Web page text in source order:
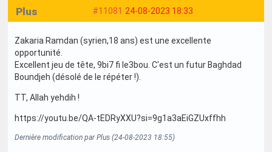
#11081 24-08-2023 18:33
Plus
Zakaria Ramdan (syrien,18 ans) est une excellente
opportunité.
Excellent jeu de tête, 9bi7 fi le3bou. C'est un futur Baghdad
Boundjeh (désolé de le répéter !).
TT, Allah yehdih !
https://youtu.be/QA-tEDRyXXU?si=9g1a3aEiGZUxffhh
Dernière modification par Plus (24-08-2023 18:55)